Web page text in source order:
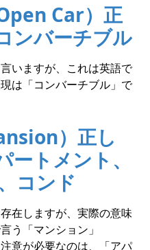
Car）正
ンバーチブル
いますが、これは英語で
は「コンバーチブル」で
）正し
ートメント、
コンド
在しますが、実際の意味
う「マンション」
意が必要なのは、「アパ